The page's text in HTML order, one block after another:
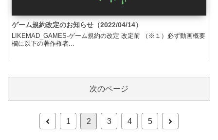
ゲーム規約改定のお知らせ（2022/04/14）
LIKEMAD_GAMES-ゲーム規約の改定 改定前 （※１）必ず動画概要
欄に以下の著作権者...
次のページ
1 2 3 4 5